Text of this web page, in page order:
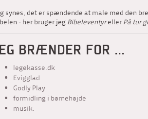
synes, det er spændende at male med den
- her bruger jegBibeleventyrellerPå tur
BRÆNDER FOR ...
legekasse.dk
Evigglad
Godly Play
formidling i børnehøjde
musik.